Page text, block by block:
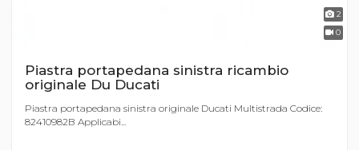
2
0
Piastra portapedana sinistra ricambio
originale Du Ducati
Piastra portapedana sinistra originale Ducati Multistrada Codice:
82410982B Applicabi...